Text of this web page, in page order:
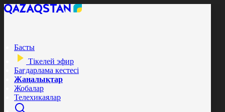
Басты
Тікелей эфир
Бағдарлама кестесі
Жаңалықтар
Жобалар
Телехикаялар